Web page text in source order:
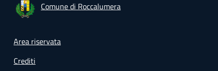
Comune di Roccalumera
Footer menu
Area riservata
Crediti